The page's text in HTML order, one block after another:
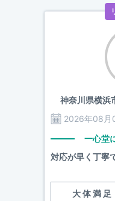
神奈川県横浜
2026年08月
一心堂
対応が早く丁寧
大体満足